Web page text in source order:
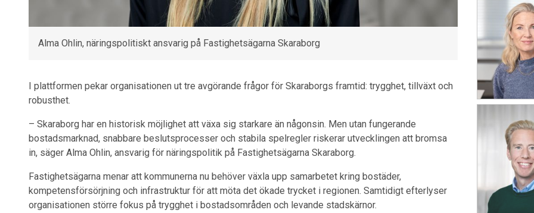
Alma Ohlin, näringspolitiskt ansvarig på Fastighetsägarna Skaraborg
I plattformen pekar organisationen ut tre avgörande frågor för Skaraborgs framtid: trygghet, tillväxt och
robusthet.
– Skaraborg har en historisk möjlighet att växa sig starkare än någonsin. Men utan fungerande
bostadsmarknad, snabbare beslutsprocesser och stabila spelregler riskerar utvecklingen att bromsa
in, säger Alma Ohlin, ansvarig för näringspolitik på Fastighetsägarna Skaraborg.
Fastighetsägarna menar att kommunerna nu behöver växla upp samarbetet kring bostäder,
kompetensförsörjning och infrastruktur för att möta det ökade trycket i regionen. Samtidigt efterlyser
organisationen större fokus på trygghet i bostadsområden och levande stadskärnor.